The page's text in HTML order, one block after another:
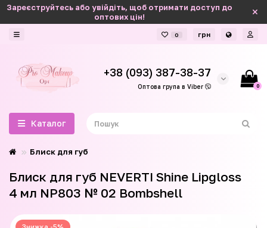
Зареєструйтесь або увійдіть, щоб отримати доступ до
оптових цін!
0 грн
+38 (093) 387-38-37
Оптова група в Viber 0
Каталог
Блиск для губ
Блиск для губ NEVERTI Shinе Lipgloss
4 мл NP803 № 02 Bombshell